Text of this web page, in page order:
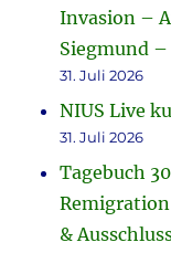
Invasion –
Siegmund
31. Juli 2026
NIUS Live
31. Juli 2026
Tagebuch
&